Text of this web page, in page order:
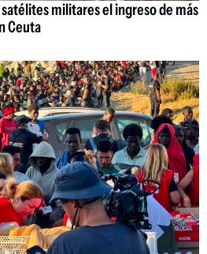
militares el ingreso de más
Ceuta